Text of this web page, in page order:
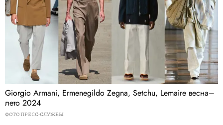
Giorgio Armani, Ermenegildo Zegna, Setchu, Lemaire весна–
лето 2024
ФОТО ПРЕСС-СЛУЖБЫ